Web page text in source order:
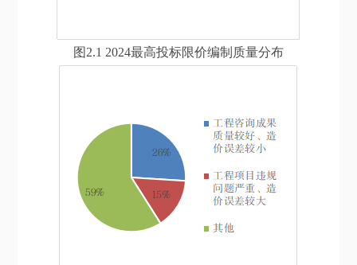
图2.1 2024最高投标限价编制质量分布